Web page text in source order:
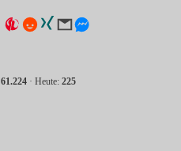
61.224 · Heute: 225